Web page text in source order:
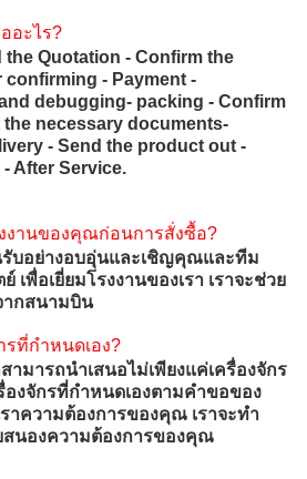
อะไร?
the Quotation - Confirm the
confirming - Payment -
debugging- packing - Confirm
necessary documents-
- Send the product out -
After Service.
งงานของคุณก่อนการสั่งซื้อ?
รับอย่างอบอุ่นและเชิญคุณและทีม
พื่อเยี่ยมโรงงานของเรา เราจะช่วย
กสนามบิน
ที่กําหนดเอง?
ามารถนําเสนอไม่เพียงแค่เครื่องจักร
องจักรที่กําหนดเองตามคําขอของ
าความต้องการของคุณ เราจะทํา
สนองความต้องการของคุณ